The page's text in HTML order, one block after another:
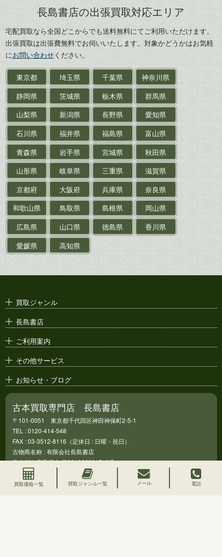
買取価格一覧 買取ジャンル一覧 メール 電話
刀剣・鎧・甲冑
武道書・武術書
近代文学・
サイン色紙
作家草稿・原稿・肉筆物
探偵小説・推理小説
乗物
鉄道・
電車・バス
戦前・戦中の紙物・資料
絵葉書
支那・満洲・朝鮮・
台湾関係古資料
ポスター・チラシ・
島根県
岡山県
徳島県
香川県
愛媛県
長島書店の出張買取対応エリア
宅配買取なら全国どこからでも送料無料にてご利用いただけます。
出張買取は出張費無料でお伺いいたします。対象かどうかはお気軽
にお問い合わせください。
東京都 埼玉県 千葉県
神奈川県
静岡県
茨城県 栃木県
群馬県
山梨県
新潟県 長野県
愛知県
石川県
福井県 福島県
富山県
青森県
岩手県 宮城県
秋田県
山形県
岐阜県 三重県
滋賀県
京都府
大阪府 兵庫県
奈良県
和歌山県
鳥取県 島根県
岡山県
広島県
山口県 徳島県
香川県
愛媛県
高知県
買取ジャンル
長島書店
ご利用案内
その他サービス
お知らせ・ブログ
古本買取専門店 長島書店
〒101-0051 東京都千代田区神田神保町2-5-1
TEL : 0120-414-548
FAX : 03-3512-8116（定休日 : 日曜・祝日）
古物商名称 : 有限会社長島書店
東京都公安委員会 第301028901712号
全国古書籍商組合連合会加盟店